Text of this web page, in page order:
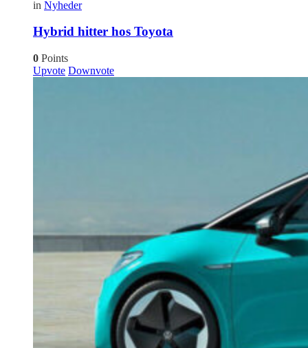
in Nyheder
Hybrid hitter hos Toyota
0 Points
Upvote Downvote